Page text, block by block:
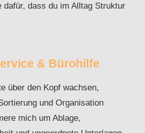
dafür, dass du im Alltag Struktur
& Bürohilfe
über den Kopf wachsen,
und Organisation
mich um Ablage,